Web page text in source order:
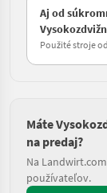
Aj od
Použité stroje
Máte
na predaj?
Na
používateľov.